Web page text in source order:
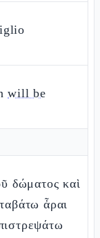
will be
δώματος καὶ
ἆραι